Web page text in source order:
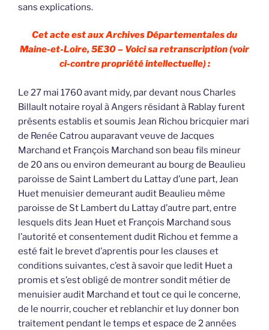
sans explications.
Cet acte est aux Archives Départementales du
Maine-et-Loire, 5E30 – Voici sa retranscription (voir
ci-contre propriété intellectuelle) :
Le 27 mai 1760 avant midy, par devant nous Charles
Billault notaire royal à Angers résidant à Rablay furent
présents establis et soumis Jean Richou bricquier mari
de Renée Catrou auparavant veuve de Jacques
Marchand et François Marchand son beau fils mineur
de 20 ans ou environ demeurant au bourg de Beaulieu
paroisse de Saint Lambert du Lattay d’une part, Jean
Huet menuisier demeurant audit Beaulieu même
paroisse de St Lambert du Lattay d’autre part, entre
lesquels dits Jean Huet et François Marchand sous
l’autorité et consentement dudit Richou et femme a
esté fait le brevet d’aprentis pour les clauses et
conditions suivantes, c’est à savoir que ledit Huet a
promis et s’est obligé de montrer sondit métier de
menuisier audit Marchand et tout ce qui le concerne,
de le nourrir, coucher et reblanchir et luy donner bon
traitement pendant le temps et espace de 2 années